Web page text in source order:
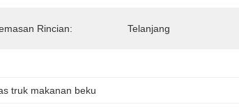
Rincian: Telanjang
truk makanan beku